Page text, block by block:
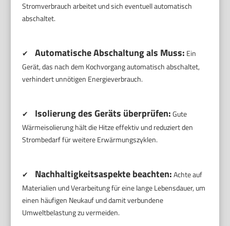
Stromverbrauch arbeitet und sich eventuell automatisch
abschaltet.
✔ Automatische Abschaltung als Muss: Ein
Gerät, das nach dem Kochvorgang automatisch abschaltet,
verhindert unnötigen Energieverbrauch.
✔ Isolierung des Geräts überprüfen:Gute
Wärmeisolierung hält die Hitze effektiv und reduziert den
Strombedarf für weitere Erwärmungszyklen.
✔ Nachhaltigkeitsaspekte beachten:Achte auf
Materialien und Verarbeitung für eine lange Lebensdauer, um
einen häufigen Neukauf und damit verbundene
Umweltbelastung zu vermeiden.